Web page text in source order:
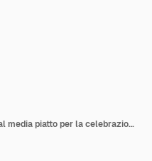
Modello di copertina per social media piatto per la celebrazione autunnale